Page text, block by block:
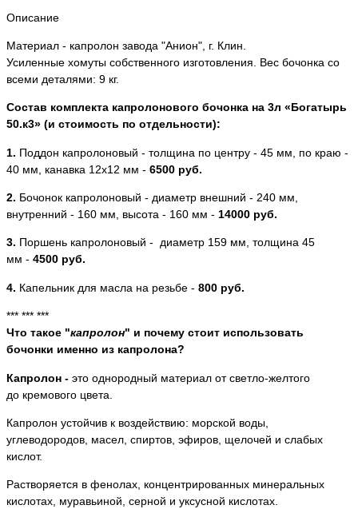
Описание
Материал - капролон завода "Анион", г. Клин.
Усиленные хомуты собственного изготовления. Вес бочонка со
всеми деталями: 9 кг.
Состав комплекта капролонового бочонка на 3л «Богатырь
50.к3» (и стоимость по отдельности):
1. Поддон капролоновый - толщина по центру - 45 мм, по краю -
40 мм, канавка 12х12 мм - 6500 руб.
2. Бочонок капролоновый - диаметр внешний - 240 мм,
внутренний - 160 мм, высота - 160 мм - 14000 руб.
3. Поршень капролоновый - диаметр 159 мм, толщина 45
мм - 4500 руб.
4. Капельник для масла на резьбе - 800 руб.
*** *** ***
Что такое "капролон" и почему стоит использовать
бочонки именно из капролона?
Капролон - это однородный материал от светло-желтого
до кремового цвета.
Капролон устойчив к воздействию: морской воды,
углеводородов, масел, спиртов, эфиров, щелочей и слабых
кислот.
Растворяется в фенолах, концентрированных минеральных
кислотах, муравьиной, серной и уксусной кислотах.